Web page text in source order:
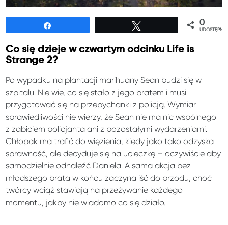
0
Co się dzieje w czwartym odcinku Life is
Strange 2?
Po wypadku na plantacji marihuany Sean budzi się w
szpitalu. Nie wie, co się stało z jego bratem i musi
przygotować się na przepychanki z policją. Wymiar
sprawiedliwości nie wierzy, że Sean nie ma nic wspólnego
z zabiciem policjanta ani z pozostałymi wydarzeniami.
Chłopak ma trafić do więzienia, kiedy jako tako odzyska
sprawność, ale decyduje się na ucieczkę – oczywiście aby
samodzielnie odnaleźć Daniela. A sama akcja bez
młodszego brata w końcu zaczyna iść do przodu, choć
twórcy wciąż stawiają na przeżywanie każdego
momentu, jakby nie wiadomo co się działo.